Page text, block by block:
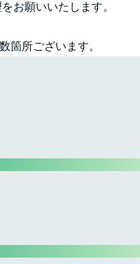
お願いいたします。
箇所ございます。